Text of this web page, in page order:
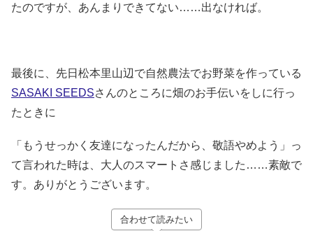
たのですが、あんまりできてない……出なければ。
最後に、先日松本里山辺で自然農法でお野菜を作っている
SASAKI SEEDSさんのところに畑のお手伝いをしに行っ
たときに
「もうせっかく友達になったんだから、敬語やめよう」っ
て言われた時は、大人のスマートさ感じました……素敵で
す。ありがとうございます。
合わせて読みたい